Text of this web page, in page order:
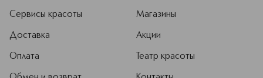
Сервисы красоты
Доставка
Оплата
Магазины
Акции
Театр красоты